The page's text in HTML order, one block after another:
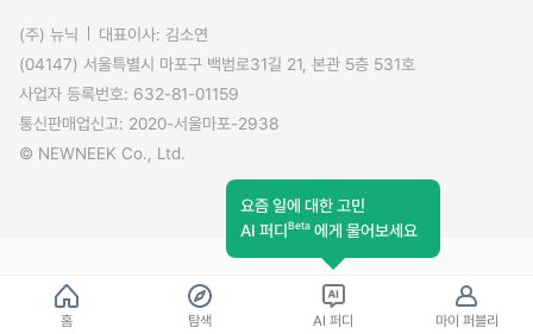
(주) 뉴닉
대표이사: 김소연
(04147) 서울특별시 마포구 백범로31길 21, 본관 5층 531호
사업자 등록번호: 632-81-01159
통신판매업신고: 2020-서울마포-2938
© NEWNEEK Co., Ltd.
홈 탐색
요즘 일에 대한 고민
AI 퍼디Beta 에게 물어보세요
AI 퍼디 마이 퍼블리